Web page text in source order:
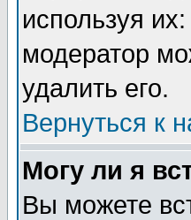
используя
модератор
удалить его.
Вернуться к
Могу ли я
Вы можете